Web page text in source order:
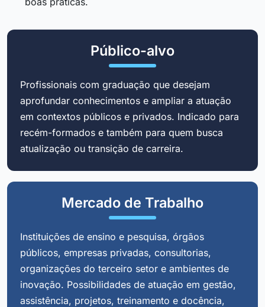
Público-alvo
Profissionais com graduação que desejam
aprofundar conhecimentos e ampliar a atuação
em contextos públicos e privados. Indicado para
recém-formados e também para quem busca
atualização ou transição de carreira.
Mercado de Trabalho
Instituições de ensino e pesquisa, órgãos
públicos, empresas privadas, consultorias,
organizações do terceiro setor e ambientes de
inovação. Possibilidades de atuação em gestão,
assistência, projetos, treinamento e docência,